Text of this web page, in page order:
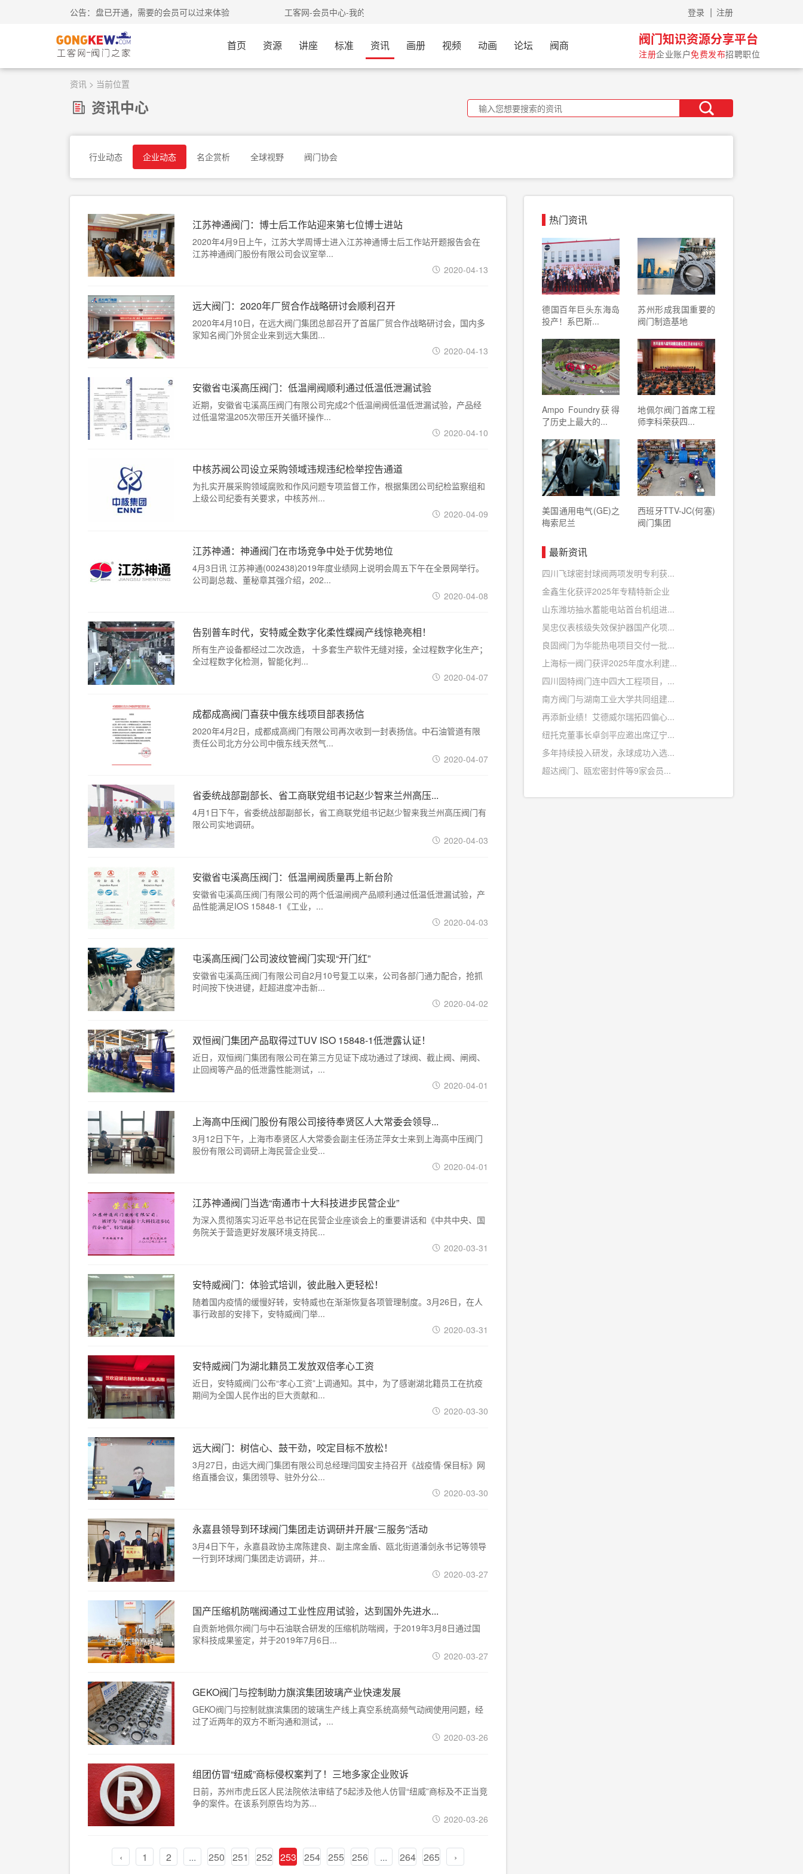
公告：
客网-会员中心-我的网盘已开通，需要的会员可以过来体验 工客网-会员中心-我的网盘已开通，需要的会员可以过来体验 登录 | 注册
首页 资源 讲座 标准 资讯 画册 视频 动画 论坛 阀商 阀门知识资源分享平台
注册企业账户免费发布招聘职位
资讯 > 当前位置
资讯中心
行业动态 企业动态 名企赏析 全球视野 阀门协会
江苏神通阀门：博士后工作站迎来第七位博士进站
2020年4月9日上午，江苏大学周博士进入江苏神通博士后工作站开题报告会在
江苏神通阀门股份有限公司会议室举...
2020-04-13
远大阀门：2020年厂贸合作战略研讨会顺利召开
2020年4月10日，在远大阀门集团总部召开了首届厂贸合作战略研讨会，国内多
家知名阀门外贸企业来到远大集团...
2020-04-13
安徽省屯溪高压阀门：低温闸阀顺利通过低温低泄漏试验
近期，安徽省屯溪高压阀门有限公司完成2个低温闸阀低温低泄漏试验，产品经
过低温常温205次带压开关循环操作...
2020-04-10
中核苏阀公司设立采购领域违规违纪检举控告通道
为扎实开展采购领域腐败和作风问题专项监督工作，根据集团公司纪检监察组和
上级公司纪委有关要求，中核苏州...
2020-04-09
江苏神通：神通阀门在市场竞争中处于优势地位
4月3日讯 江苏神通(002438)2019年度业绩网上说明会周五下午在全景网举行。
公司副总裁、董秘章其强介绍，202...
2020-04-08
告别普车时代，安特威全数字化柔性蝶阀产线惊艳亮相！
所有生产设备都经过二次改造， 十多套生产软件无缝对接，全过程数字化生产；
全过程数字化检测，智能化判...
2020-04-07
成都成高阀门喜获中俄东线项目部表扬信
2020年4月2日，成都成高阀门有限公司再次收到一封表扬信。中石油管道有限
责任公司北方分公司中俄东线天然气...
2020-04-07
省委统战部副部长、省工商联党组书记赵少智来兰州高压...
4月1日下午，省委统战部副部长，省工商联党组书记赵少智来我兰州高压阀门有
限公司实地调研。
2020-04-03
安徽省屯溪高压阀门：低温闸阀质量再上新台阶
安徽省屯溪高压阀门有限公司的两个低温闸阀产品顺利通过低温低泄漏试验，产
品性能满足IOS 15848-1《工业，...
2020-04-03
屯溪高压阀门公司波纹管阀门实现“开门红”
安徽省屯溪高压阀门有限公司自2月10号复工以来，公司各部门通力配合，抢抓
时间按下快进键，赶超进度冲击新...
2020-04-02
双恒阀门集团产品取得过TUV ISO 15848-1低泄露认证！
近日，双恒阀门集团有限公司在第三方见证下成功通过了球阀、截止阀、闸阀、
止回阀等产品的低泄露性能测试，...
2020-04-01
上海高中压阀门股份有限公司接待奉贤区人大常委会领导...
3月12日下午，上海市奉贤区人大常委会副主任汤芷萍女士来到上海高中压阀门
股份有限公司调研上海民营企业受...
2020-04-01
江苏神通阀门当选“南通市十大科技进步民营企业”
为深入贯彻落实习近平总书记在民营企业座谈会上的重要讲话和《中共中央、国
务院关于营造更好发展环境支持民...
2020-03-31
安特威阀门：体验式培训，彼此融入更轻松！
随着国内疫情的缓慢好转，安特威也在渐渐恢复各项管理制度。3月26日，在人
事行政部的安排下，安特威阀门举...
2020-03-31
安特威阀门为湖北籍员工发放双倍孝心工资
近日，安特威阀门公布“孝心工资”上调通知。其中，为了感谢湖北籍员工在抗疫
期间为全国人民作出的巨大贡献和...
2020-03-30
远大阀门：树信心、鼓干劲，咬定目标不放松！
3月27日，由远大阀门集团有限公司总经理闫国安主持召开《战疫情·保目标》网
络直播会议，集团领导、驻外分公...
2020-03-30
永嘉县领导到环球阀门集团走访调研并开展“三服务”活动
3月4日下午，永嘉县政协主席陈建良、副主席金盾、瓯北街道潘剑永书记等领导
一行到环球阀门集团走访调研，并...
2020-03-27
国产压缩机防喘阀通过工业性应用试验，达到国外先进水...
自贡新地佩尔阀门与中石油联合研发的压缩机防喘阀，于2019年3月8日通过国
家科技成果鉴定，并于2019年7月6日...
2020-03-27
GEKO阀门与控制助力旗滨集团玻璃产业快速发展
GEKO阀门与控制就旗滨集团的玻璃生产线上真空系统高频气动阀使用问题，经
过了近两年的双方不断沟通和测试，...
2020-03-26
组团仿冒“纽威”商标侵权案判了！三地多家企业败诉
日前，苏州市虎丘区人民法院依法审结了5起涉及他人仿冒“纽威”商标及不正当竞
争的案件。在该系列原告均为苏...
2020-03-26
‹ 1 2 ... 250 251 252 253 254 255 256 ... 264 265 ›
热门资讯
德国百年巨头东海岛
投产！系巴斯...
苏州形成我国重要的
阀门制造基地
Ampo Foundry获得
了历史上最大的...
地佩尔阀门首席工程
师李科荣获四...
美国通用电气(GE)之
梅索尼兰
西班牙TTV-JC(何塞)
阀门集团
最新资讯
四川飞球密封球阀两项发明专利获...
金鑫生化获评2025年专精特新企业
山东潍坊抽水蓄能电站首台机组进...
吴忠仪表核级失效保护器国产化项...
良固阀门为华能热电项目交付一批...
上海标一阀门获评2025年度水利建...
四川固特阀门连中四大工程项目，...
南方阀门与湖南工业大学共同组建...
再添新业绩！艾德威尔瑞拓四偏心...
纽托克董事长卓剑平应邀出席辽宁...
多年持续投入研发，永球成功入选...
超达阀门、瓯宏密封件等9家会员...